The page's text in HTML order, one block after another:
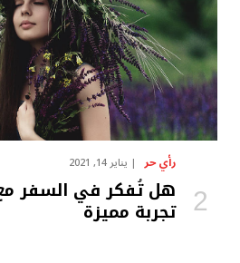
رأي حر يناير 14, 2021
هل تُفكر في السفر
تجربة مميزة